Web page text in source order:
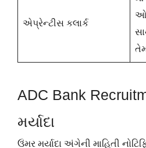
એપ્રેન્ટીસ કલાર્ક
ADC Bank
મર્યાદા
ઉંમર મર્યાદા અંગેની માહિતી